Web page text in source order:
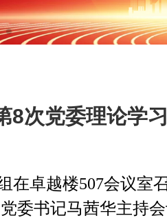
8次党委理论学
在卓越楼507会议室
党委书记马茜华主持会